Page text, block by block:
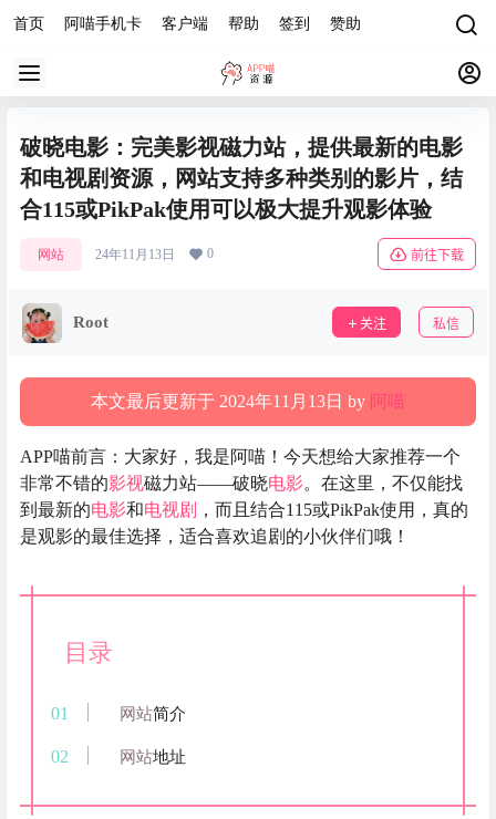
首页 阿喵手机卡 客户端 帮助 签到 赞助
破晓电影：完美影视磁力站，提供最新的电影
和电视剧资源，网站支持多种类别的影片，结
合115或PikPak使用可以极大提升观影体验
网站 24年11月13日 0 前往下载
Root 关注 私信
本文最后更新于 2024年11月13日 by 阿喵
APP喵前言：大家好，我是阿喵！今天想给大家推荐一个
非常不错的影视磁力站——破晓电影。在这里，不仅能找
到最新的电影和电视剧 ，而且结合115或PikPak使用，真的
是观影的最佳选择，适合喜欢追剧的小伙伴们哦！
目录
网站简介
网站地址